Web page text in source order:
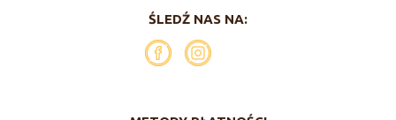
ŚLEDŹ NAS NA: